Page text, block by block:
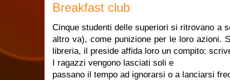
Breakfast club
Cinque studenti delle superiori si ritrovano a
altro va), come punizione per le loro azioni.
libreria, il preside affida loro un compito:
I ragazzi vengono lasciati soli e
passano il tempo ad ignorarsi o a lanciarsi